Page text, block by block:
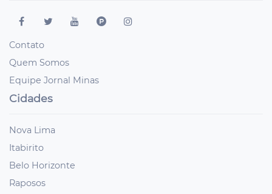
Contato
Quem Somos
Equipe Jornal Minas
Cidades
Nova Lima
Itabirito
Belo Horizonte
Raposos